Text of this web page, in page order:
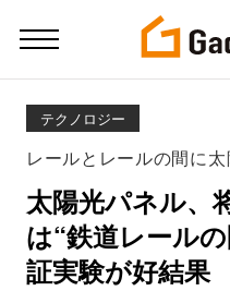
テクノロジー
レールとレールの間に
太陽光パネル、
は“鉄道レール
証実験が好結果